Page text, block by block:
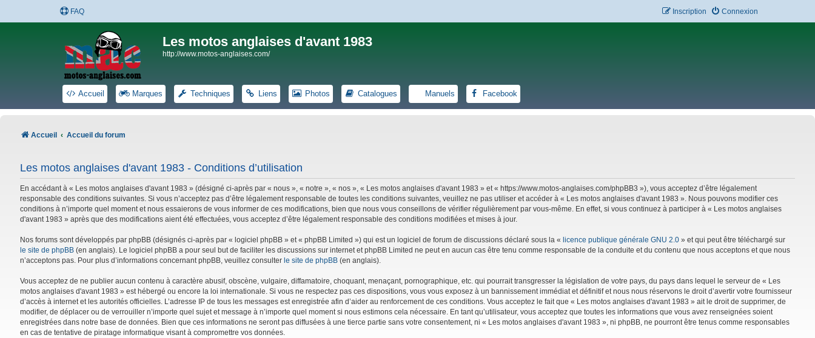
FAQ Connexion
Inscription
Les motos anglaises d'avant 1983
http://www.motos-anglaises.com/
Accueil Marques Techniques Liens Photos Catalogues Manuels Facebook
Accueil Accueil du forum
Les motos anglaises d'avant 1983 - Conditions d’utilisation
En accédant à « Les motos anglaises d'avant 1983 » (désigné ci-après par « nous », « notre », « nos », « Les motos anglaises d'avant 1983 » et « https://www.motos-anglaises.com/phpBB3 »), vous acceptez d’être légalement
responsable des conditions suivantes. Si vous n’acceptez pas d’être légalement responsable de toutes les conditions suivantes, veuillez ne pas utiliser et accéder à « Les motos anglaises d'avant 1983 ». Nous pouvons modifier ces
conditions à n’importe quel moment et nous essaierons de vous informer de ces modifications, bien que nous vous conseillons de vérifier régulièrement par vous-même. En effet, si vous continuez à participer à « Les motos anglaises
d'avant 1983 » après que des modifications aient été effectuées, vous acceptez d’être légalement responsable des conditions modifiées et mises à jour.
Nos forums sont développés par phpBB (désignés ci-après par « logiciel phpBB » et « phpBB Limited ») qui est un logiciel de forum de discussions déclaré sous la « licence publique générale GNU 2.0 » et qui peut être téléchargé sur
le site de phpBB (en anglais). Le logiciel phpBB a pour seul but de faciliter les discussions sur internet et phpBB Limited ne peut en aucun cas être tenu comme responsable de la conduite et du contenu que nous acceptons et que nous
n’acceptons pas. Pour plus d’informations concernant phpBB, veuillez consulter le site de phpBB (en anglais).
Vous acceptez de ne publier aucun contenu à caractère abusif, obscène, vulgaire, diffamatoire, choquant, menaçant, pornographique, etc. qui pourrait transgresser la législation de votre pays, du pays dans lequel le serveur de « Les
motos anglaises d'avant 1983 » est hébergé ou encore la loi internationale. Si vous ne respectez pas ces dispositions, vous vous exposez à un bannissement immédiat et définitif et nous nous réservons le droit d’avertir votre fournisseur
d’accès à internet et les autorités officielles. L’adresse IP de tous les messages est enregistrée afin d’aider au renforcement de ces conditions. Vous acceptez le fait que « Les motos anglaises d'avant 1983 » ait le droit de supprimer, de
modifier, de déplacer ou de verrouiller n’importe quel sujet et message à n’importe quel moment si nous estimons cela nécessaire. En tant qu’utilisateur, vous acceptez que toutes les informations que vous avez renseignées soient
enregistrées dans notre base de données. Bien que ces informations ne seront pas diffusées à une tierce partie sans votre consentement, ni « Les motos anglaises d'avant 1983 », ni phpBB, ne pourront être tenus comme responsables
en cas de tentative de piratage informatique visant à compromettre vos données.